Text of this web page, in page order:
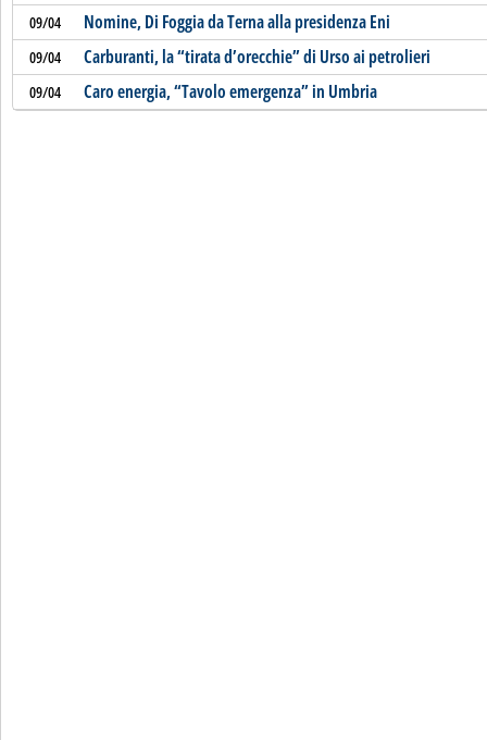
09/04 Nomine, Di Foggia da Terna alla presidenza Eni
09/04 Carburanti, la “tirata d’orecchie” di Urso ai petrolieri
09/04 Caro energia, “Tavolo emergenza” in Umbria